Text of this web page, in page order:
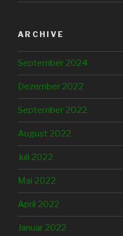
ARCHIVE
September 2024
Dezember 2022
September 2022
August 2022
Juli 2022
Mai 2022
April 2022
Januar 2022